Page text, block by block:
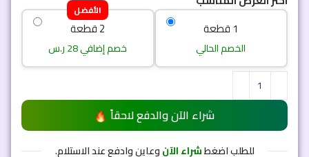
1 قطعة
الخصم الحالي
الأفضل
2 قطعة
خصم إضافي 28 ر.س
شراء الآن والدفع لاحقاً
للطلب اضغطشراء الآنوعاين وادفع عند الاستلام.